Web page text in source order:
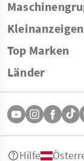
Kleinanzeigen
Top Marken
Länder
Hilfe